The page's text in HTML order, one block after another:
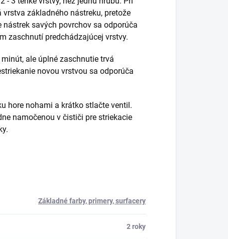
základného nástreku, pretože
savých povrchov sa odporúča
zaschnutí predchádzajúcej vrstvy.
ale úplné zaschnutie trvá
novou vrstvou sa odporúča
hore nohami a krátko stlačte ventil.
namočenou v čističi pre striekacie
Základné farby, primery, surfacery
2 roky